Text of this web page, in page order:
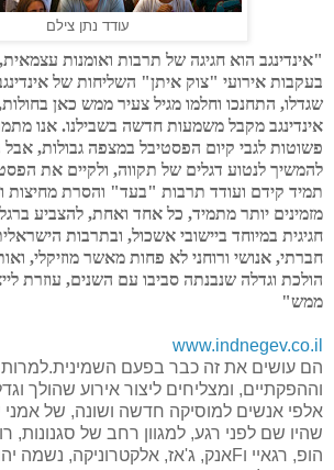
עודד נתן צילם
"אינדינגב הוא חגיגה של תרבות ואומנות
בעקבות אירועי "צוק איתן" השליחות של
שגדלו, התחנכו וחלמו מגיל צעיר ממש כאן
אינדינגב מקבל משמעות חדשה בשבילנו. אנו
פשוטות לגבי קיום הפסטיבל במצפה גבולות,
להמשיך לנטוע דגלים של תקווה, ולקיים את
תמיד קידם ועודד תרבות "בעד" והסרת מחיצות
מזמינים יותר מתמיד, כל אחד ואחת, להצביע
חגיגית במיוחד ביישובי אשכול, ובתרבות
חברתי, אנושי ורוחני לא פחות מאשר מוזיקלי,
הולכת וגדלה שנבנתה סביבו עם השנים, עוזרת
ממש"
www.indnegev.co.il
הם עושים את זה כבר בפעם השמינית.למרות
וההפקתיים, ומצליחים ליצור אירוע שהולך
אלפי אנשים למוסיקה חדשה ושונה, של אמני
שהיו שם לפני רגע, למגוון רחב של סגנונות,
הופ, רגאיי וFאנק, ג'אז, אלקטרוניקה, נשמה